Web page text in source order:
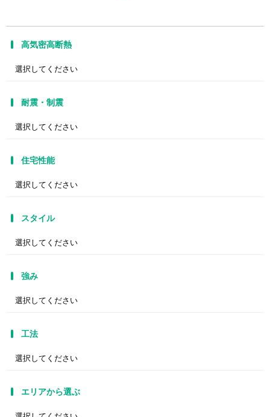
高気密高断熱
耐震・制震
住宅性能
スタイル
強み
工法
エリアから選ぶ